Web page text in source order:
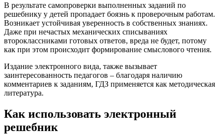
В результате самопроверки выполненных заданий по
решебнику у детей пропадает боязнь к проверочным работам.
Возникает устойчивая уверенность в собственных знаниях.
Даже при нечастых механических списываниях
второклассниками готовых ответов, вреда не будет, потому
как при этом происходит формирование смыслового чтения.
Издание электронного вида, также вызывает
заинтересованность педагогов – благодаря наличию
комментариев к заданиям, ГДЗ применяется как методическая
литература.
Как использовать электронный
решебник